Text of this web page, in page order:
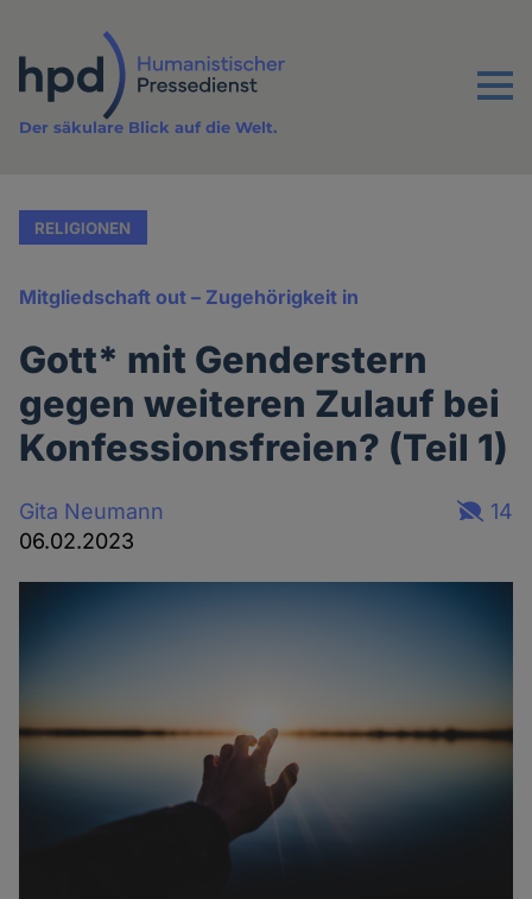
Inhalt
Menu
Der säkulare Blick auf die Welt.
RELIGIONEN
Mitgliedschaft out – Zugehörigkeit in
Gott* mit Genderstern
gegen weiteren Zulauf bei
Konfessionsfreien? (Teil 1)
Gita Neumann
06.02.2023
14